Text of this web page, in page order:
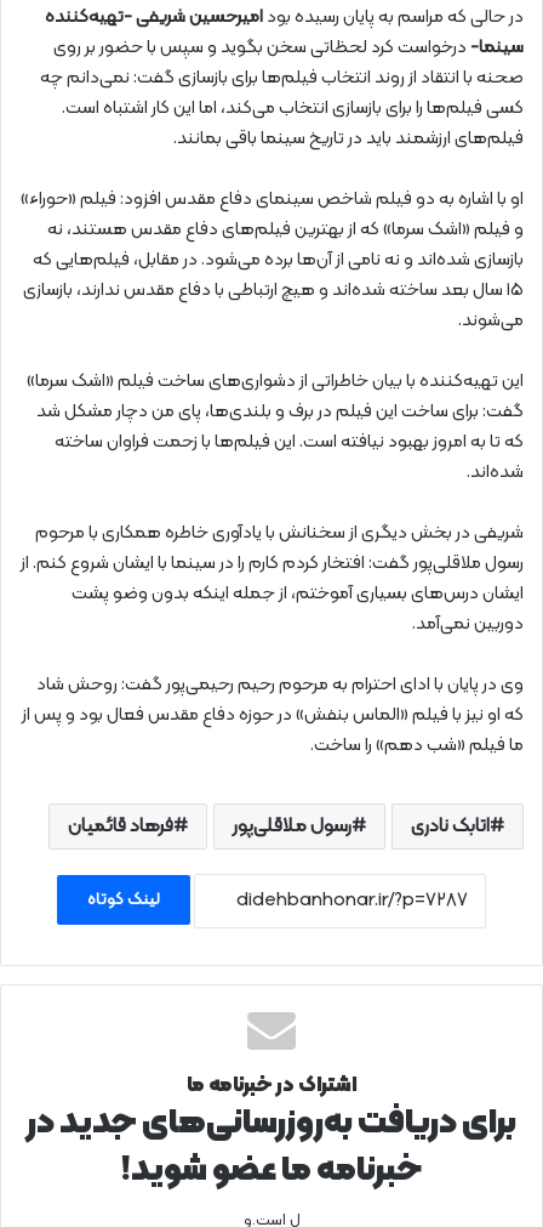
در حالی که مراسم به پایان رسیده بودامیرحسین شریفی -تهیه‌کننده
سینما- درخواست کرد لحظاتی سخن بگوید و سپس با حضور بر روی
صحنه با انتقاد از روند انتخاب فیلم‌ها برای بازسازی گفت: نمی‌دانم چه
کسی فیلم‌ها را برای بازسازی انتخاب می‌کند، اما این کار اشتباه است.
فیلم‌های ارزشمند باید در تاریخ سینما باقی بمانند.
او با اشاره به دو فیلم شاخص سینمای دفاع مقدس افزود: فیلم «حوراء»
و فیلم «اشک سرما» که از بهترین فیلم‌های دفاع مقدس هستند، نه
بازسازی شده‌اند و نه نامی از آن‌ها برده می‌شود. در مقابل، فیلم‌هایی که
۱۵ سال بعد ساخته شده‌اند و هیچ ارتباطی با دفاع مقدس ندارند، بازسازی
می‌شوند.
این تهیه‌کننده با بیان خاطراتی از دشواری‌های ساخت فیلم «اشک سرما»
گفت: برای ساخت این فیلم در برف و بلندی‌ها، پای من دچار مشکل شد
که تا به امروز بهبود نیافته است. این فیلم‌ها با زحمت فراوان ساخته
شده‌اند.
شریفی در بخش دیگری از سخنانش با یادآوری خاطره همکاری با مرحوم
رسول ملاقلی‌پور گفت: افتخار کردم کارم را در سینما با ایشان شروع کنم. از
ایشان درس‌های بسیاری آموختم، از جمله اینکه بدون وضو پشت
دوربین نمی‌آمد.
وی در پایان با ادای احترام به مرحوم رحیم رحیمی‌پور گفت: روحش شاد
که او نیز با فیلم «الماس بنفش» در حوزه دفاع مقدس فعال بود و پس از
ما فیلم «شب دهم» را ساخت.
اتابک نادری رسول ملاقلی‌پور فرهاد قائمیان
لینک کوتاه
اشتراک در خبرنامه ما
برای دریافت به‌روزرسانی‌های جدید در
خبرنامه ما عضو شوید!
ل است.و